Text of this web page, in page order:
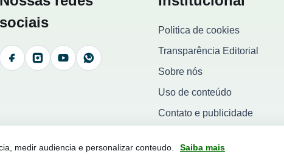
sociais
FacebookInstagramYouTubeWhatsApp
Politica de cookies
Transparência Editorial
Sobre nós
Uso de conteúdo
Contato e publicidade
medir audiencia e personalizar conteudo. Saiba mais